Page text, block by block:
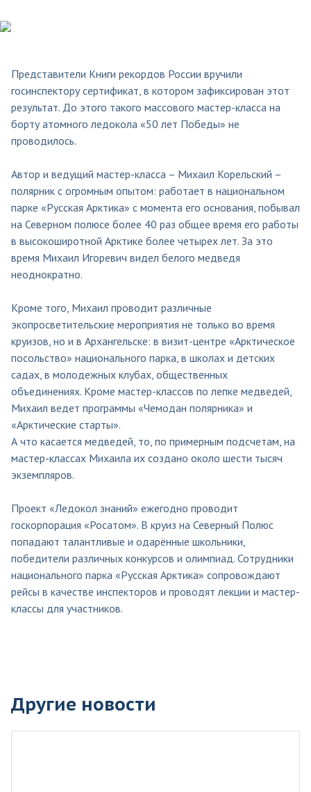
Представители Книги рекордов России вручили
госинспектору сертификат, в котором зафиксирован этот
результат. До этого такого массового мастер-класса на
борту атомного ледокола «50 лет Победы» не
проводилось.
Автор и ведущий мастер-класса – Михаил Корельский –
полярник с огромным опытом: работает в национальном
парке «Русская Арктика» с момента его основания, побывал
на Северном полюсе более 40 раз общее время его работы
в высокоширотной Арктике более четырех лет. За это
время Михаил Игоревич видел белого медведя
неоднократно.
Кроме того, Михаил проводит различные
экопросветительские мероприятия не только во время
круизов, но и в Архангельске: в визит-центре «Арктическое
посольство» национального парка, в школах и детских
садах, в молодежных клубах, общественных
объединениях. Кроме мастер-классов по лепке медведей,
Михаил ведет программы «Чемодан полярника» и
«Арктические старты».
А что касается медведей, то, по примерным подсчетам, на
мастер-классах Михаила их создано около шести тысяч
экземпляров.
Проект «Ледокол знаний» ежегодно проводит
госкорпорация «Росатом». В круиз на Северный Полюс
попадают талантливые и одарённые школьники,
победители различных конкурсов и олимпиад. Сотрудники
национального парка «Русская Арктика» сопровождают
рейсы в качестве инспекторов и проводят лекции и мастер-
классы для участников.
Другие новости